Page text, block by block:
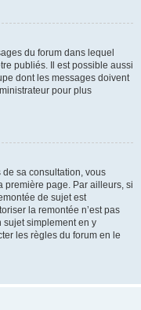
du forum dans lequel
publiés. Il est possible aussi
dont les messages doivent
pour plus
sa consultation, vous
première page. Par ailleurs, si
de sujet est
la remontée n’est pas
sujet simplement en y
les règles du forum en le